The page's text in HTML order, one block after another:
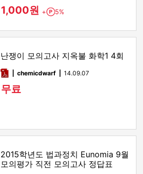
1,000원 + Point
5%
난쟁이 모의고사 지옥불 화학1 4회
pdfchemicdwarf 14.09.07
무료
2015학년도 법과정치 Eunomia 9월
모의평가 직전 모의고사 정답표